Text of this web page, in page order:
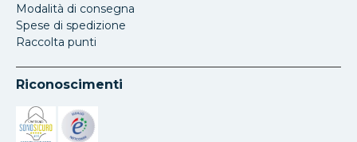
Modalità di consegna
Spese di spedizione
Raccolta punti
Riconoscimenti